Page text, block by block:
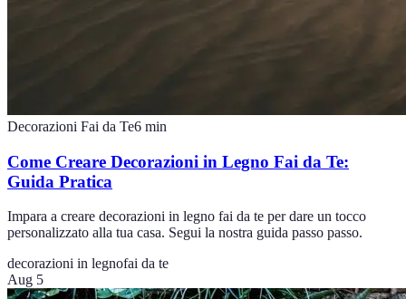
Decorazioni Fai da Te6 min
Come Creare Decorazioni in Legno Fai da Te:
Guida Pratica
Impara a creare decorazioni in legno fai da te per dare un tocco
personalizzato alla tua casa. Segui la nostra guida passo passo.
decorazioni in legnofai da te
Aug 5